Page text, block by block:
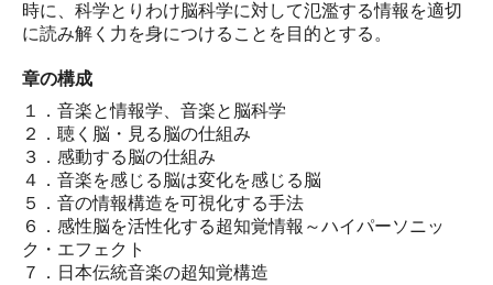
時に、科学とりわけ脳科学に対して氾濫する情報を適切
に読み解く力を身につけることを目的とする。
章の構成
１．音楽と情報学、音楽と脳科学
２．聴く脳・見る脳の仕組み
３．感動する脳の仕組み
４．音楽を感じる脳は変化を感じる脳
５．音の情報構造を可視化する手法
６．感性脳を活性化する超知覚情報～ハイパーソニッ
ク・エフェクト
７．日本伝統音楽の超知覚構造